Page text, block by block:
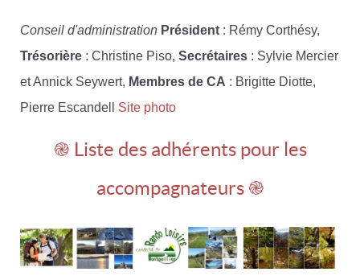
Conseil d'administration Président : Rémy Corthésy,
Trésorière : Christine Piso, Secrétaires : Sylvie Mercier
et Annick Seywert, Membres de CA : Brigitte Diotte,
Pierre Escandell Site photo
֎ Liste des adhérents pour les
accompagnateurs ֎